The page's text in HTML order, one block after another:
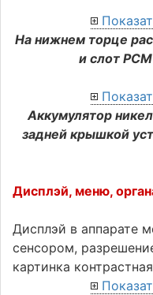
На нижнем торце
и слот
Аккумулятор
задней крышкой
Дисплэй, меню,
Дисплэй в аппарате
сенсором,
картинка